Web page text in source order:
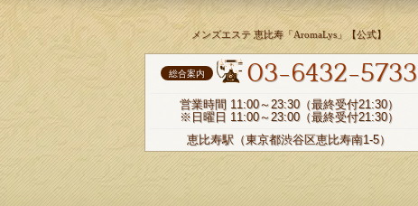
メンズエステ 恵比寿「AromaLys」【公式】
総合案内 03-6432-5733
営業時間 11:00～23:30（最終受付21:30）
※日曜日 11:00～23:00（最終受付21:30）
恵比寿駅（東京都渋谷区恵比寿南1-5）